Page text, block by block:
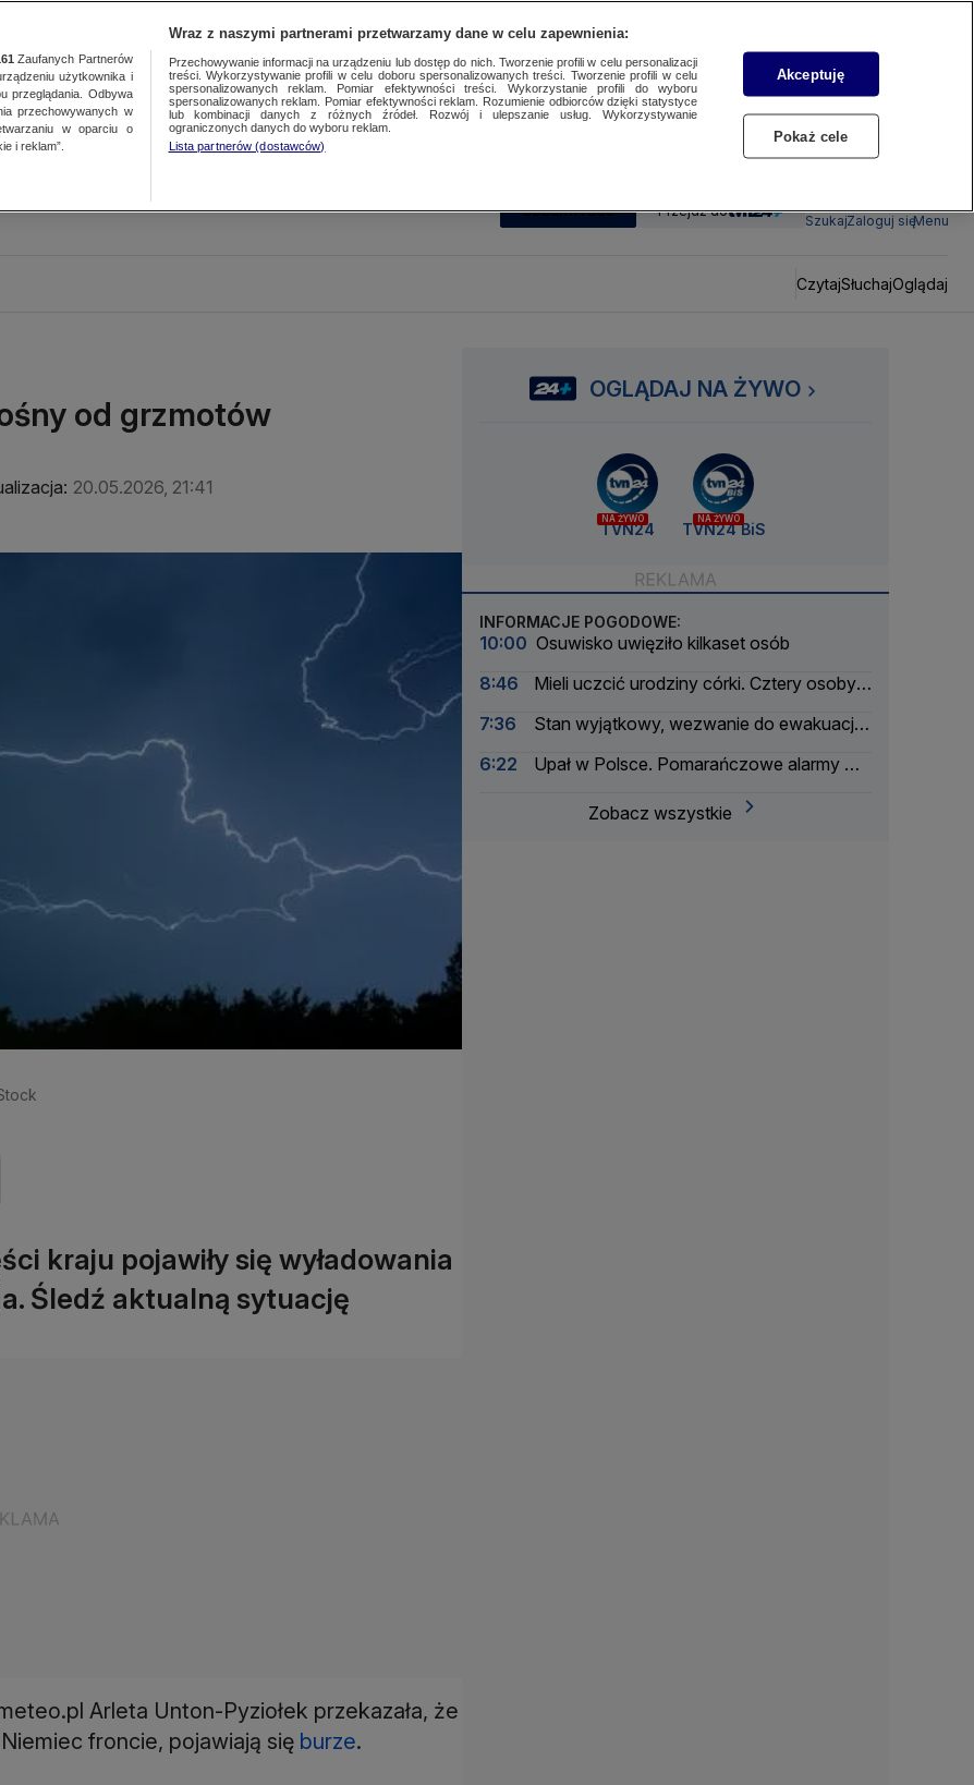
SUBSKRYBUJ Przejdź do
SzukajZaloguj sięMenu
CzytajSłuchajOglądaj
od grzmotów
20.05.2026, 21:41
kraju pojawiły się wyładowania
Śledź aktualną sytuację
Arleta Unton-Pyziołek przekazała, że
froncie, pojawiają się burze.
OGLĄDAJ NA ŻYWO
NA ŻYWO
TVN24
NA ŻYWO
TVN24 BiS
INFORMACJE POGODOWE:
10:00 Osuwisko uwięziło kilkaset osób
8:46
Mieli uczcić urodziny córki. Cztery osoby
7:36
Stan wyjątkowy, wezwanie do ewakuacji
6:22
Upał w Polsce. Pomarańczowe alarmy w
Zobacz wszystkie
Zaufanych Partnerów
użytkownika i
przeglądania. Odbywa
przechowywanych w
w oparciu o
i reklam”.
Wraz z naszymi partnerami przetwarzamy dane w celu zapewnienia:
Przechowywanie informacji na urządzeniu lub dostęp do nich. Tworzenie profili w celu personalizacji
treści. Wykorzystywanie profili w celu doboru spersonalizowanych treści. Tworzenie profili w celu
spersonalizowanych reklam. Pomiar efektywności treści. Wykorzystanie profili do wyboru
spersonalizowanych reklam. Pomiar efektywności reklam. Rozumienie odbiorców dzięki statystyce
lub kombinacji danych z różnych źródeł. Rozwój i ulepszanie usług. Wykorzystywanie
ograniczonych danych do wyboru reklam.
Lista partnerów (dostawców)
Akceptuję
Pokaż cele